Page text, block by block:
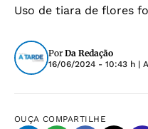
Uso de tiara de flores
Por Da Redação
16/06/2024 - 10:43 h |
OUÇA COMPARTILHE